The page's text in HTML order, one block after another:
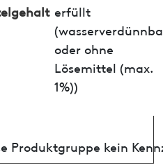
erfüllt
oder ohne
Lösemittel (max.
1%))
Produktgruppe kein